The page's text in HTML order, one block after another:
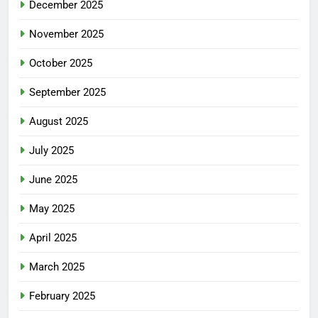
December 2025
November 2025
October 2025
September 2025
August 2025
July 2025
June 2025
May 2025
April 2025
March 2025
February 2025